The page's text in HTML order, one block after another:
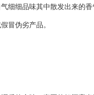
细品味其中散发出来的香
冒伪劣产品。